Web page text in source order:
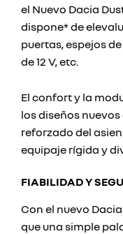
el Nuevo Dacia
dispone* de
puertas, espejos
de 12 V, etc.
El confort y la
los diseños
reforzado del
equipaje rígida y
FIABILIDAD Y
Con el nuevo
que una simple